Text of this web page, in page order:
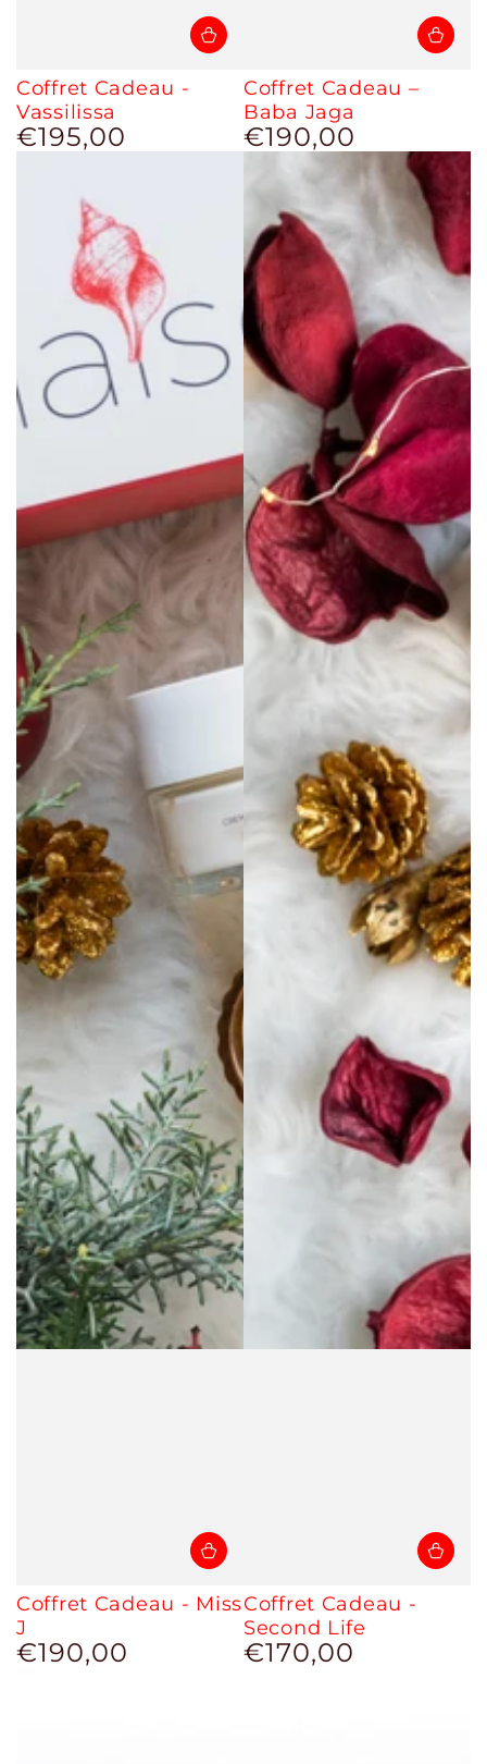
Coffret Cadeau -
Vassilissa
Prix
normal
€195,00
Coffret Cadeau –
Baba Jaga
Prix
normal
€190,00
Coffret Cadeau - Miss
J
Prix
€190,00
Coffret Cadeau -
Second Life
Prix
€170,00